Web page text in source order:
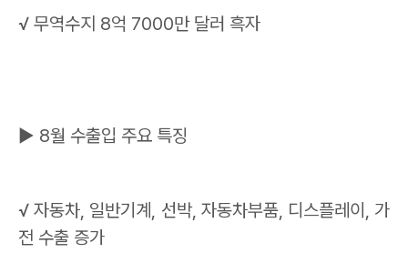
√ 무역수지 8억 7000만 달러 흑자
▶ 8월 수출입 주요 특징
√ 자동차, 일반기계 , 선박, 자동차부품, 디스플레이 , 가
전 수출 증가